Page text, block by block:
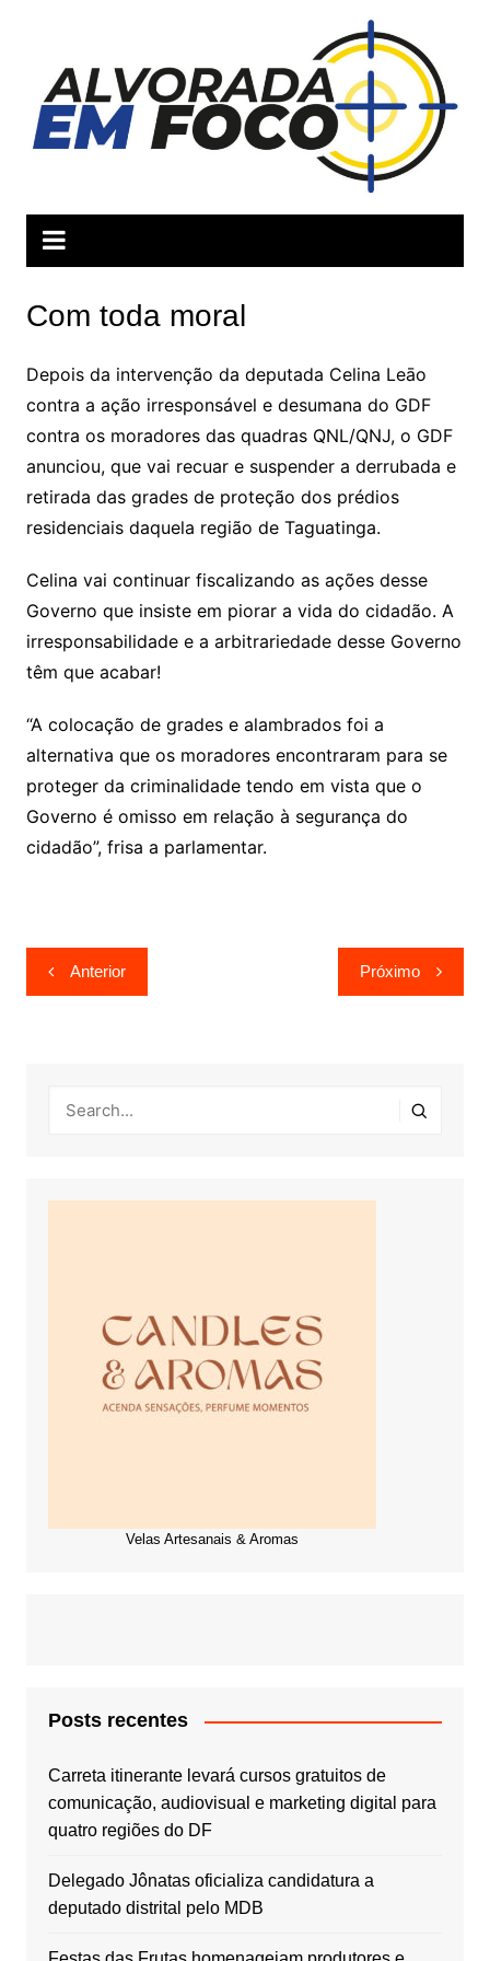
conteúdo
Com toda moral
Depois da intervenção da deputada Celina Leāo
contra a ação irresponsável e desumana do GDF
contra os moradores das quadras QNL/QNJ, o GDF
anunciou, que vai recuar e suspender a derrubada e
retirada das grades de proteção dos prédios
residenciais daquela região de Taguatinga.
Celina vai continuar fiscalizando as ações desse
Governo que insiste em piorar a vida do cidadão. A
irresponsabilidade e a arbitrariedade desse Governo
têm que acabar!
“A colocação de grades e alambrados foi a
alternativa que os moradores encontraram para se
proteger da criminalidade tendo em vista que o
Governo é omisso em relação à segurança do
cidadão”, frisa a parlamentar.
Navegação
de
Anterior Próximo
Velas Artesanais & Aromas
Posts recentes
Carreta itinerante levará cursos gratuitos de
comunicação, audiovisual e marketing digital para
quatro regiões do DF
Delegado Jônatas oficializa candidatura a
deputado distrital pelo MDB